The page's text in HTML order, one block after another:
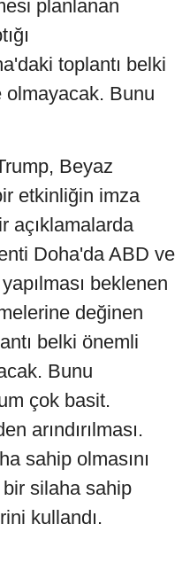
planlanan
toplantı belki
Bunu
Beyaz
etkinliğin imza
açıklamalarda
Doha'da ABD ve
beklenen
değinen
belki önemli
Bunu
çok basit.
arındırılması.
sahip olmasını
silaha sahip
kullandı.